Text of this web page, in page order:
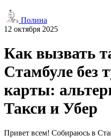
Полина
12 октября 2025
Как вызвать
Стамбуле без
карты:
Такси и Убер
Привет всем! Собираюсь в